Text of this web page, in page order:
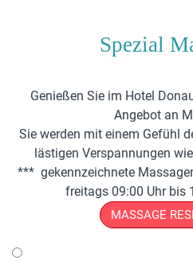
Spezial
Genießen Sie im Hotel
Angebot an
Sie werden mit einem Gefühl
lästigen Verspannungen
*** gekennzeichnete
freitags 09:00 Uhr bis
MASSAGE